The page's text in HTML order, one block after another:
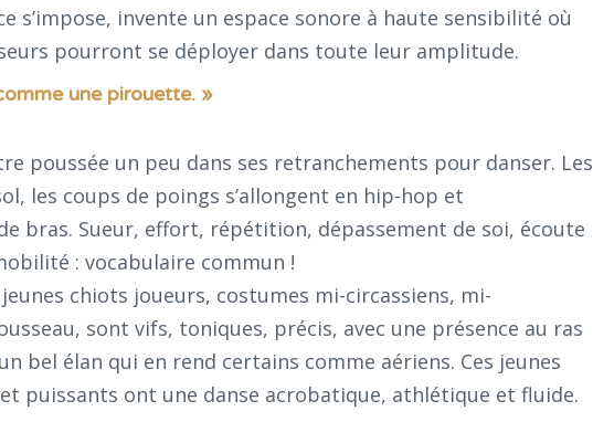
s’impose, invente un espace sonore à haute sensibilité où
pourront se déployer dans toute leur amplitude.
une pirouette. »
poussée un peu dans ses retranchements pour danser. Les
les coups de poings s’allongent en hip-hop et
bras. Sueur, effort, répétition, dépassement de soi, écoute
: vocabulaire commun !
chiots joueurs, costumes mi-circassiens, mi-
sont vifs, toniques, précis, avec une présence au ras
bel élan qui en rend certains comme aériens. Ces jeunes
puissants ont une danse acrobatique, athlétique et fluide.